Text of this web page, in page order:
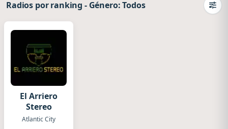
Radios por ranking - Género: Todos
El Arriero
Stereo
Atlantic City